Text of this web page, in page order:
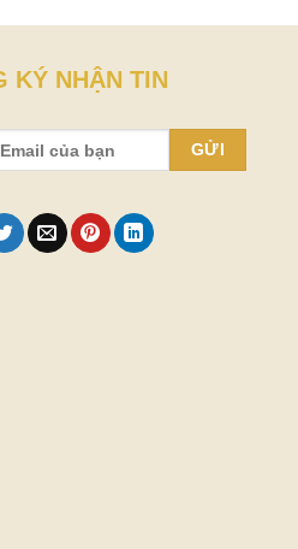
KÝ NHẬN TIN